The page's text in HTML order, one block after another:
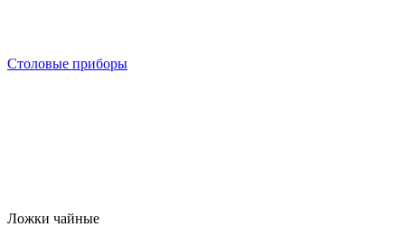
Столовые приборы
Ложки чайные